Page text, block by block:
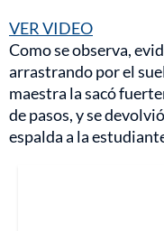
VER VIDEO
Como se observa,
arrastrando por el
maestra la sacó
de pasos, y se
espalda a la